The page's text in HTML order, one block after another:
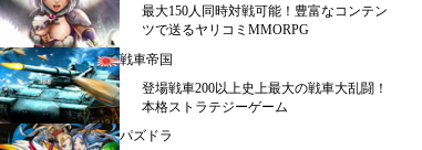
最大150人同時対戦可能！豊富なコンテン
ツで送るヤリコミMMORPG
戦車帝国
登場戦車200以上史上最大の戦車大乱闘！
本格ストラテジーゲーム
パズドラ